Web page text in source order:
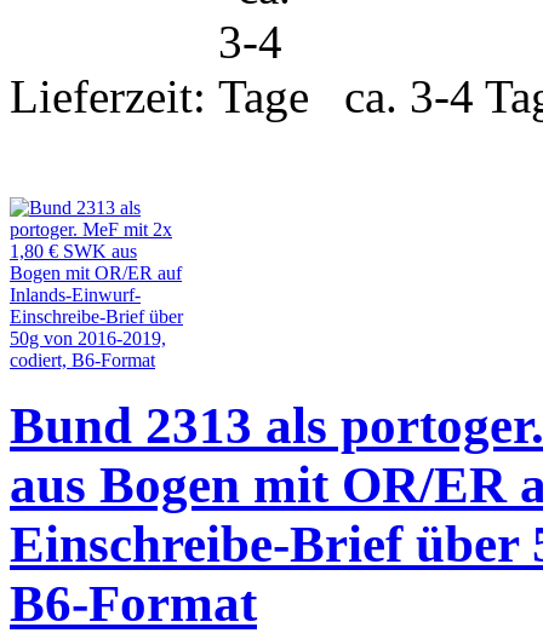
Lieferzeit: ca. 3-4
Bund 2313 als
aus Bogen mit OR/ER
Einschreibe-Brief über
B6-Format